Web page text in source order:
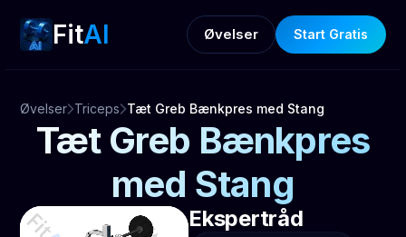
FitAI Øvelser Start Gratis
Øvelser Triceps Tæt Greb Bænkpres med Stang
Tæt Greb Bænkpres
med Stang
Ekspertråd